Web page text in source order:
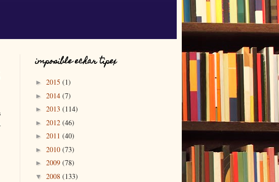
imposible echar tipex
► 2015 (1)
► 2014 (7)
► 2013 (114)
► 2012 (46)
► 2011 (40)
► 2010 (73)
► 2009 (78)
▼ 2008 (133)